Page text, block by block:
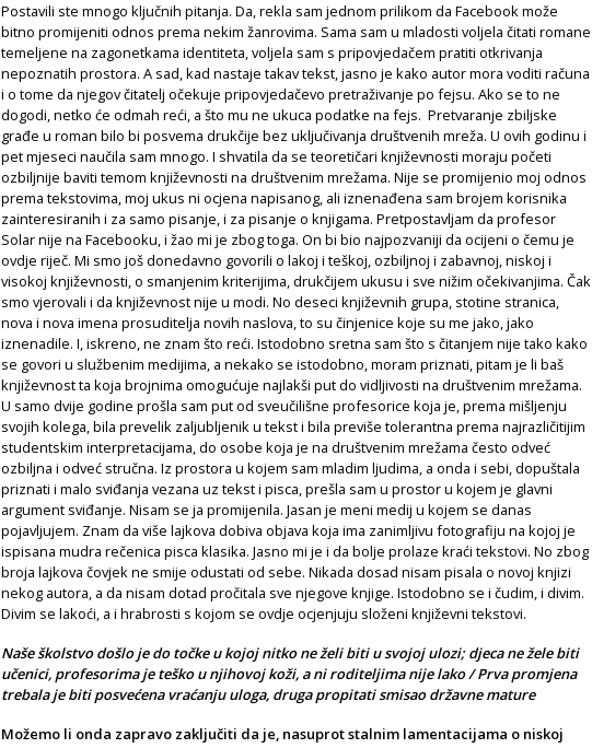
Postavili ste mnogo ključnih pitanja. Da, rekla sam jednom prilikom da Facebook može
bitno promijeniti odnos prema nekim žanrovima. Sama sam u mladosti voljela čitati romane
temeljene na zagonetkama identiteta, voljela sam s pripovjedačem pratiti otkrivanja
nepoznatih prostora. A sad, kad nastaje takav tekst, jasno je kako autor mora voditi računa
i o tome da njegov čitatelj očekuje pripovjedačevo pretraživanje po fejsu. Ako se to ne
dogodi, netko će odmah reći, a što mu ne ukuca podatke na fejs. Pretvaranje zbiljske
građe u roman bilo bi posvema drukčije bez uključivanja društvenih mreža. U ovih godinu i
pet mjeseci naučila sam mnogo. I shvatila da se teoretičari književnosti moraju početi
ozbiljnije baviti temom književnosti na društvenim mrežama. Nije se promijenio moj odnos
prema tekstovima, moj ukus ni ocjena napisanog, ali iznenađena sam brojem korisnika
zainteresiranih i za samo pisanje, i za pisanje o knjigama. Pretpostavljam da profesor
Solar nije na Facebooku, i žao mi je zbog toga. On bi bio najpozvaniji da ocijeni o čemu je
ovdje riječ. Mi smo još donedavno govorili o lakoj i teškoj, ozbiljnoj i zabavnoj, niskoj i
visokoj književnosti, o smanjenim kriterijima, drukčijem ukusu i sve nižim očekivanjima. Čak
smo vjerovali i da književnost nije u modi. No deseci književnih grupa, stotine stranica,
nova i nova imena prosuditelja novih naslova, to su činjenice koje su me jako, jako
iznenadile. I, iskreno, ne znam što reći. Istodobno sretna sam što s čitanjem nije tako kako
se govori u službenim medijima, a nekako se istodobno, moram priznati, pitam je li baš
književnost ta koja brojnima omogućuje najlakši put do vidljivosti na društvenim mrežama.
U samo dvije godine prošla sam put od sveučilišne profesorice koja je, prema mišljenju
svojih kolega, bila prevelik zaljubljenik u tekst i bila previše tolerantna prema najrazličitijim
studentskim interpretacijama, do osobe koja je na društvenim mrežama često odveć
ozbiljna i odveć stručna. Iz prostora u kojem sam mladim ljudima, a onda i sebi, dopuštala
priznati i malo sviđanja vezana uz tekst i pisca, prešla sam u prostor u kojem je glavni
argument sviđanje. Nisam se ja promijenila. Jasan je meni medij u kojem se danas
pojavljujem. Znam da više lajkova dobiva objava koja ima zanimljivu fotografiju na kojoj je
ispisana mudra rečenica pisca klasika. Jasno mi je i da bolje prolaze kraći tekstovi. No zbog
broja lajkova čovjek ne smije odustati od sebe. Nikada dosad nisam pisala o novoj knjizi
nekog autora, a da nisam dotad pročitala sve njegove knjige. Istodobno se i čudim, i divim.
Divim se lakoći, a i hrabrosti s kojom se ovdje ocjenjuju složeni književni tekstovi.
Naše školstvo došlo je do točke u kojoj nitko ne želi biti u svojoj ulozi; djeca ne žele biti
učenici, profesorima je teško u njihovoj koži, a ni roditeljima nije lako / Prva promjena
trebala je biti posvećena vraćanju uloga, druga propitati smisao državne mature
Možemo li onda zapravo zaključiti da je, nasuprot stalnim lamentacijama o niskoj